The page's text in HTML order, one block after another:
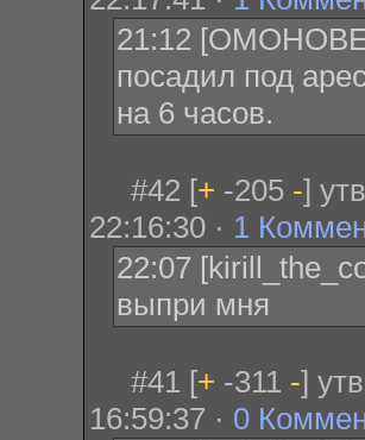
21:12
посадил под
на 6 часов.
#42 [+ -205 -]
22:16:30 · 1
22:07
выпри мня
#41 [+ -311 -]
16:59:37 · 0